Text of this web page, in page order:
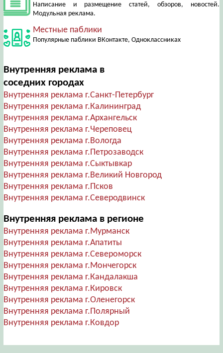
Написание и размещение статей, обзоров, новостей.
Модульная реклама.
Местные паблики
Популярные паблики ВКонтакте, Одноклассниках
Внутренняя реклама в
соседних городах
Внутренняя реклама г.Санкт-Петербург
Внутренняя реклама г.Калининград
Внутренняя реклама г.Архангельск
Внутренняя реклама г.Череповец
Внутренняя реклама г.Вологда
Внутренняя реклама г.Петрозаводск
Внутренняя реклама г.Сыктывкар
Внутренняя реклама г.Великий Новгород
Внутренняя реклама г.Псков
Внутренняя реклама г.Северодвинск
Внутренняя реклама в регионе
Внутренняя реклама г.Мурманск
Внутренняя реклама г.Апатиты
Внутренняя реклама г.Североморск
Внутренняя реклама г.Мончегорск
Внутренняя реклама г.Кандалакша
Внутренняя реклама г.Кировск
Внутренняя реклама г.Оленегорск
Внутренняя реклама г.Полярный
Внутренняя реклама г.Ковдор